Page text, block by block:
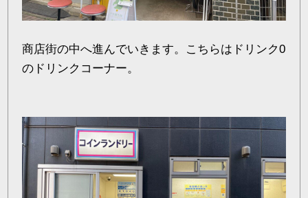
商店街の中へ進んでいきます。こちらはドリンク0
のドリンクコーナー。